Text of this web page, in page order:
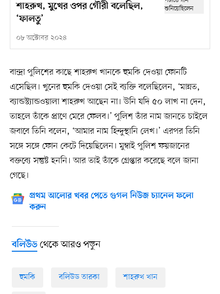
শাহরুখ, মুখের ওপর গৌরী বলেছিল,
‘ফালতু’
০৮ অক্টোবর ২০২৪
বান্দ্রা পুলিশের কাছে শাহরুখ খানকে হুমকি দেওয়া ফোনটি
এসেছিল। খুনের হুমকি দেওয়া সেই ব্যক্তি বলেছিলেন, ‘মান্নত,
ব্যান্ডস্ট্যান্ডওয়ালা শাহরুখ আছেন না। উনি যদি ৫০ লাখ না দেন,
তাহলে তাঁকে প্রাণে মেরে ফেলব।’ পুলিশ তাঁর নাম জানতে চাইলে
জবাবে তিনি বলেন, ‘আমার নাম হিন্দুস্থানি লেখ।’ এরপর তিনি
সঙ্গে সঙ্গে ফোন কেটে দিয়েছিলেন। মুম্বাই পুলিশ ফয়জানের
বক্তব্যে সন্তুষ্ট হননি। আর তাই তাঁকে গ্রেপ্তার করেছে বলে জানা
গেছে।
প্রথম আলোর খবর পেতে গুগল নিউজ চ্যানেল ফলো
করুন
বলিউডথেকে আরও পড়ুন
হুমকি বলিউড তারকা শাহরুখ খান